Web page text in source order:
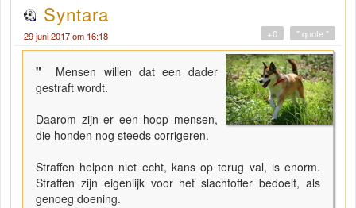
Syntara
29 juni 2017 om 16:18 " quote "
+0
"
Mensen willen dat een dader
gestraft wordt.
Daarom zijn er een hoop mensen,
die honden nog steeds corrigeren.
Straffen helpen niet echt, kans op terug val, is enorm.
Straffen zijn eigenlijk voor het slachtoffer bedoelt, als
genoeg doening.